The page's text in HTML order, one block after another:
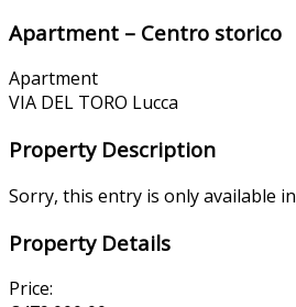
Apartment – Centro storico
Apartment
VIA DEL TORO Lucca
Property Description
Sorry, this entry is only available in
Property Details
Price: